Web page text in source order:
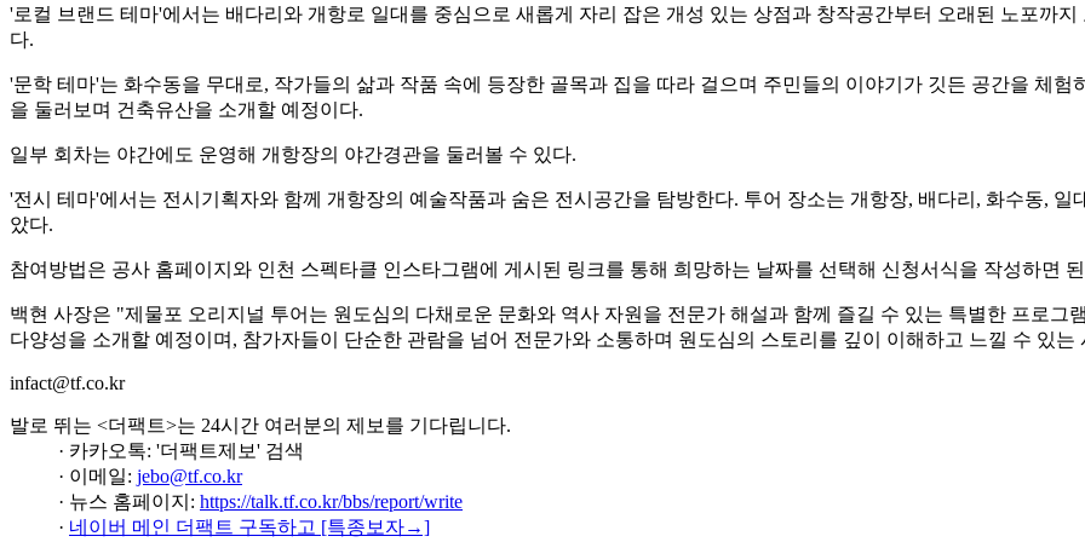
'로컬 브랜드 테마'에서는 배다리와 개항로 일대를 중심으로 새롭게 자리 잡은 개성 있는 상점과 창작공간부터 오래된 노포까
다.
'문학 테마'는 화수동을 무대로, 작가들의 삶과 작품 속에 등장한 골목과 집을 따라 걸으며 주민들의 이야기가 깃든 공간을 체
을 둘러보며 건축유산을 소개할 예정이다.
일부 회차는 야간에도 운영해 개항장의 야간경관을 둘러볼 수 있다.
'전시 테마'에서는 전시기획자와 함께 개항장의 예술작품과 숨은 전시공간을 탐방한다. 투어 장소는 개항장, 배다리, 화수동,
았다.
참여방법은 공사 홈페이지와 인천 스펙타클 인스타그램에 게시된 링크를 통해 희망하는 날짜를 선택해 신청서식을 작성하면
백현 사장은 "제물포 오리지널 투어는 원도심의 다채로운 문화와 역사 자원을 전문가 해설과 함께 즐길 수 있는 특별한 프로
다양성을 소개할 예정이며, 참가자들이 단순한 관람을 넘어 전문가와 소통하며 원도심의 스토리를 깊이 이해하고 느낄 수 있
infact@tf.co.kr
발로 뛰는 <더팩트>는 24시간 여러분의 제보를 기다립니다.
· 카카오톡: '더팩트제보' 검색
· 이메일: jebo@tf.co.kr
· 뉴스 홈페이지: https://talk.tf.co.kr/bbs/report/write
· 네이버 메인 더팩트 구독하고 [특종보자→]